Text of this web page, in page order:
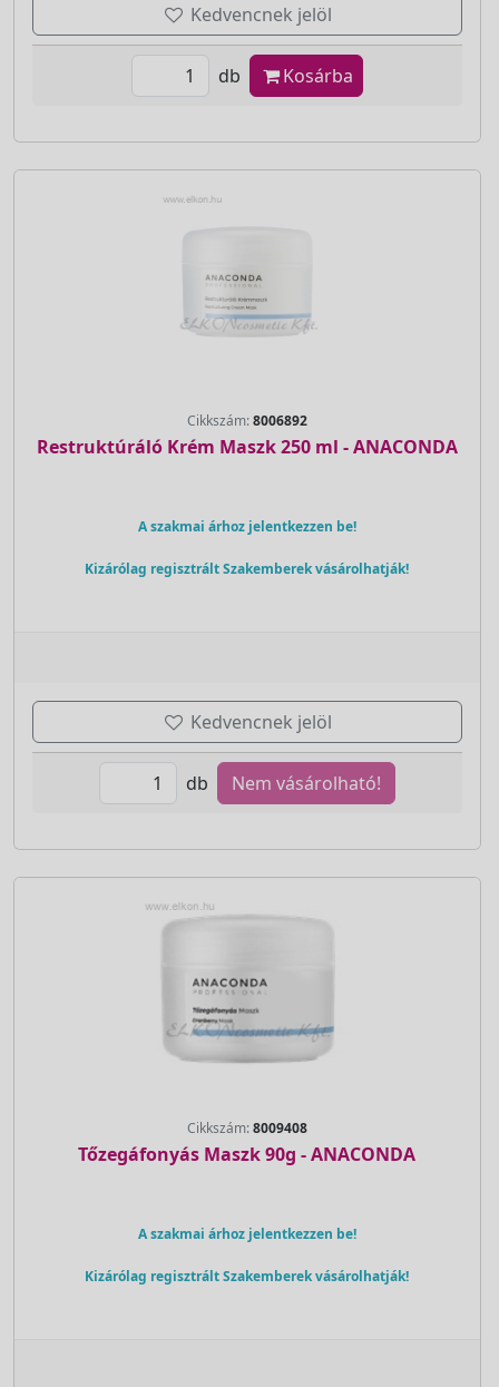
Kedvencnek jelöl
db Kosárba
Cikkszám:8006892
Restruktúráló Krém Maszk 250 ml - ANACONDA
A szakmai árhoz jelentkezzen be!
Kizárólag regisztrált Szakemberek vásárolhatják!
Kedvencnek jelöl
db Nem vásárolható!
Cikkszám:8009408
Tőzegáfonyás Maszk 90g - ANACONDA
A szakmai árhoz jelentkezzen be!
Kizárólag regisztrált Szakemberek vásárolhatják!